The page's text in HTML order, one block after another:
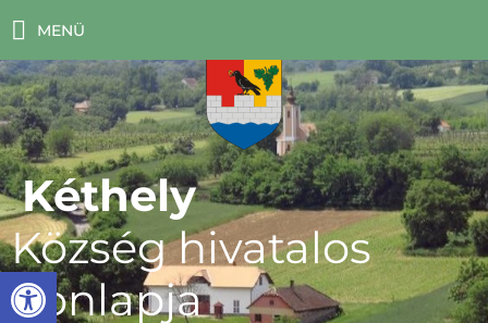
Eszköztár megnyitása
MENÜ
Kéthely
Község hivatalos
honlapja